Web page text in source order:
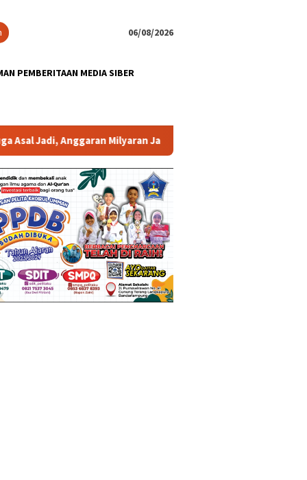
06/08/2026
PEMBERITAAN MEDIA SIBER
Milyaran Jadi Bancakan ?